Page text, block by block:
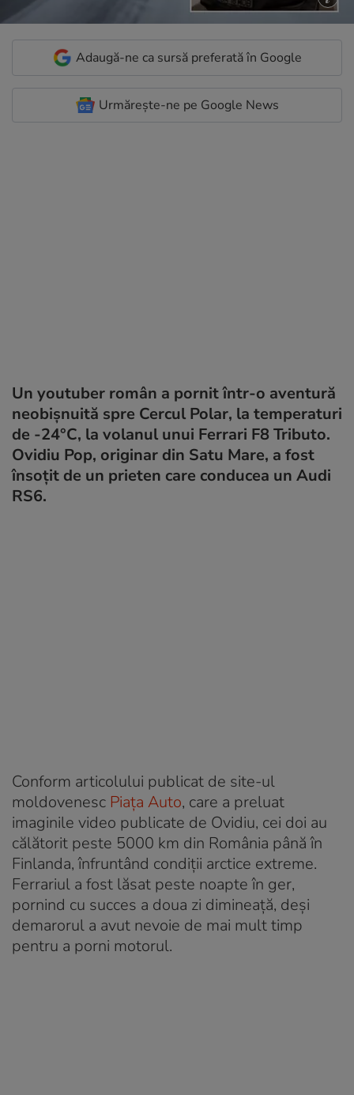
Adaugă-ne ca sursă preferată în Google
Urmărește-ne pe Google News
Un youtuber român a pornit într-o aventură
neobișnuită spre Cercul Polar, la temperaturi
de -24°C, la volanul unui Ferrari F8 Tributo.
Ovidiu Pop, originar din Satu Mare, a fost
însoțit de un prieten care conducea un Audi
RS6.
Conform articolului publicat de site-ul
moldovenesc Piața Auto, care a preluat
imaginile video publicate de Ovidiu, cei doi au
călătorit peste 5000 km din România până în
Finlanda, înfruntând condiții arctice extreme.
Ferrariul a fost lăsat peste noapte în ger,
pornind cu succes a doua zi dimineață, deși
demarorul a avut nevoie de mai mult timp
pentru a porni motorul.